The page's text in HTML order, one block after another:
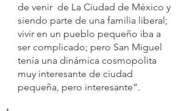
de venir  de La Ciudad de México y
siendo parte de una familia liberal;
vivir en un pueblo pequeño iba a
ser complicado; pero San Miguel
tenía una dinámica cosmopolita
muy interesante de ciudad
pequeña, pero interesante”.